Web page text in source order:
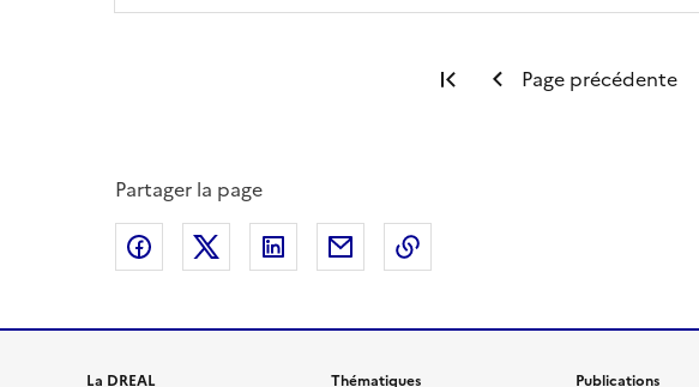
Première page
Page précédente
Partager la page
Partager sur Facebook
Partager sur XPartager sur LinkedIn
Partager par email
La DREAL
Thématiques
Publications